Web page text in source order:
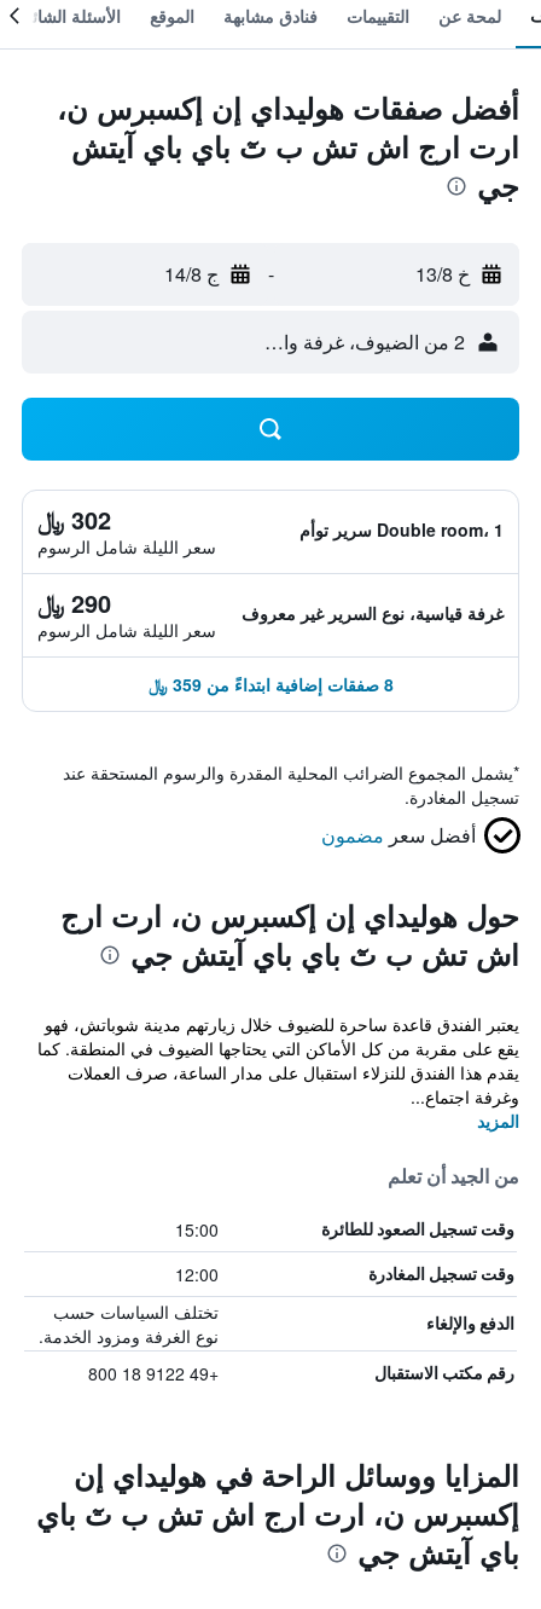
لمحة عن التقييمات فنادق مشابهة الموقع الأسئلة الشائعة
أفضل صفقات هوليداي إن إكسبرس ن،
ارت ارج اش تش ب تٓ باي باي آيتش
جي
خ 13/8 - ج 14/8
2 من الضيوف، غرفة واحدة
Double room، 1 سرير توأم 302 ﷼
سعر الليلة شامل الرسوم
غرفة قياسية، نوع السرير غير معروف 290 ﷼
سعر الليلة شامل الرسوم
8 صفقات إضافية ابتداءً من 359 ﷼
*يشمل المجموع الضرائب المحلية المقدرة والرسوم المستحقة عند
تسجيل المغادرة.
أفضل سعر مضمون
حول هوليداي إن إكسبرس ن، ارت ارج
اش تش ب تٓ باي باي آيتش جي
يعتبر الفندق قاعدة ساحرة للضيوف خلال زيارتهم مدينة شوباتش، فهو
يقع على مقربة من كل الأماكن التي يحتاجها الضيوف في المنطقة. كما
يقدم هذا الفندق للنزلاء استقبال على مدار الساعة، صرف العملات
وغرفة اجتماع...
المزيد
من الجيد أن تعلم
وقت تسجيل الصعود للطائرة 15:00
وقت تسجيل المغادرة 12:00
الدفع والإلغاء
تختلف السياسات حسب
نوع الغرفة ومزود الخدمة.
رقم مكتب الاستقبال +49 9122 18 800
المزايا ووسائل الراحة في هوليداي إن
إكسبرس ن، ارت ارج اش تش ب تٓ باي
باي آيتش جي